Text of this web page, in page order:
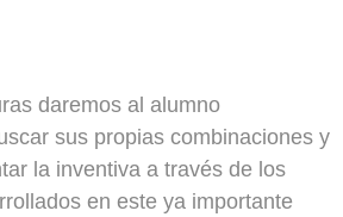
daremos al alumno
sus propias combinaciones y
la inventiva a través de los
en este ya importante